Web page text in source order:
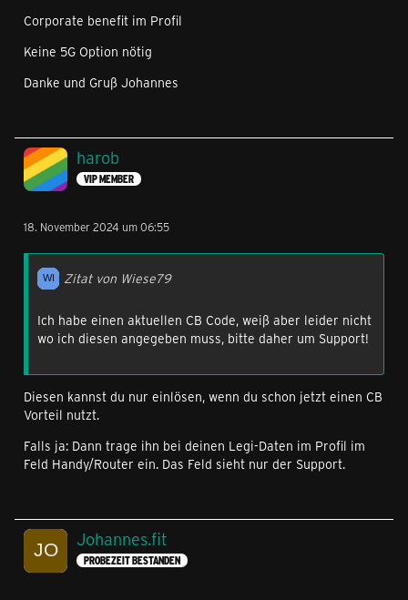
Corporate benefit im Profil
Keine 5G Option nötig
Danke und Gruß Johannes
harob
VIP MEMBER
18. November 2024 um 06:55
Zitat von Wiese79
Ich habe einen aktuellen CB Code, weiß aber leider nicht
wo ich diesen angegeben muss, bitte daher um Support!
Diesen kannst du nur einlösen, wenn du schon jetzt einen CB
Vorteil nutzt.
Falls ja: Dann trage ihn bei deinen Legi-Daten im Profil im
Feld Handy/Router ein. Das Feld sieht nur der Support.
Johannes.fit
PROBEZEIT BESTANDEN